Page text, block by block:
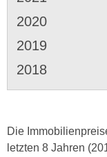
2020
2019
2018
Die
letzten 8 Jahren